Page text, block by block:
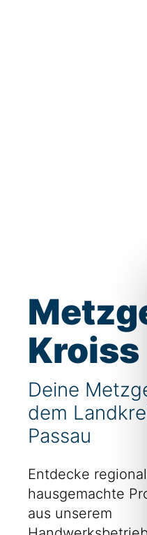
Kroiss
Deine
dem
Passau
Entdecke
hausgemachte
aus unserem